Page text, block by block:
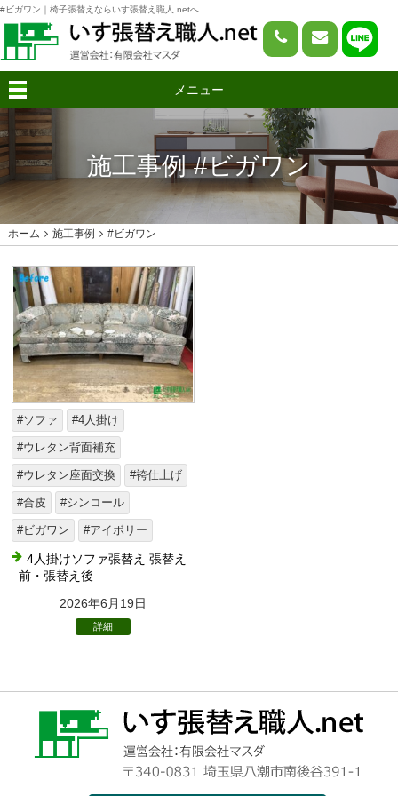
#ビガワン｜椅子張替えならいす張替え職人.netへ
メニュー
施工事例 #ビガワン
ホーム 施工事例 #ビガワン
#ソファ #4人掛け
#ウレタン背面補充
#ウレタン座面交換 #袴仕上げ
#合皮 #シンコール
#ビガワン #アイボリー
4人掛けソファ張替え 張替え
前・張替え後
2026年6月19日
詳細